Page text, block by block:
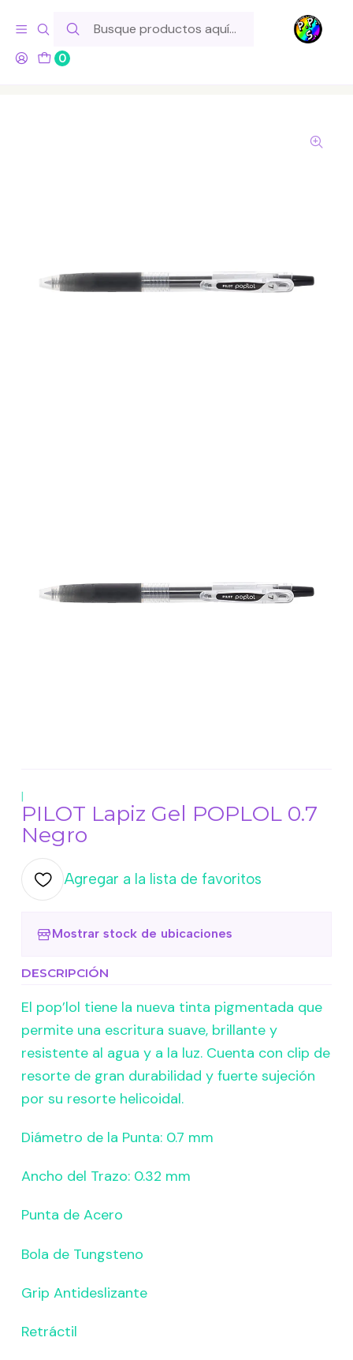
0
Hola! Si tu pedido incluye productos de fabricación propia,
ten en cuenta este tiempo para el despacho
Inicio
|
PILOT Lapiz Gel POPLOL 0.7
Negro
Agregar a la lista de favoritos
Mostrar stock de ubicaciones
DESCRIPCIÓN
El pop’lol tiene la nueva tinta pigmentada que
permite una escritura suave, brillante y
resistente al agua y a la luz. Cuenta con clip de
resorte de gran durabilidad y fuerte sujeción
por su resorte helicoidal.
Diámetro de la Punta: 0.7 mm
Ancho del Trazo: 0.32 mm
Punta de Acero
Bola de Tungsteno
Grip Antideslizante
Retráctil